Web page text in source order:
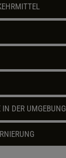
IN DER UMGEBUNG